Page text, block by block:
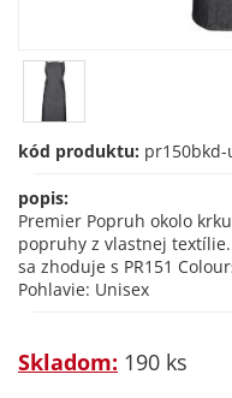
kód produktu: pr150bkd-
popis:
Premier Popruh okolo
popruhy z vlastnej
sa zhoduje s PR151
Pohlavie: Unisex
Skladom: 190 ks